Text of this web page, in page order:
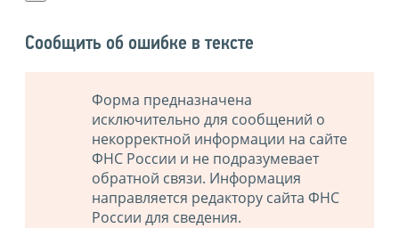
Сообщить об ошибке в тексте
Форма предназначена
исключительно для сообщений о
некорректной информации на сайте
ФНС России и не подразумевает
обратной связи. Информация
направляется редактору сайта ФНС
России для сведения.